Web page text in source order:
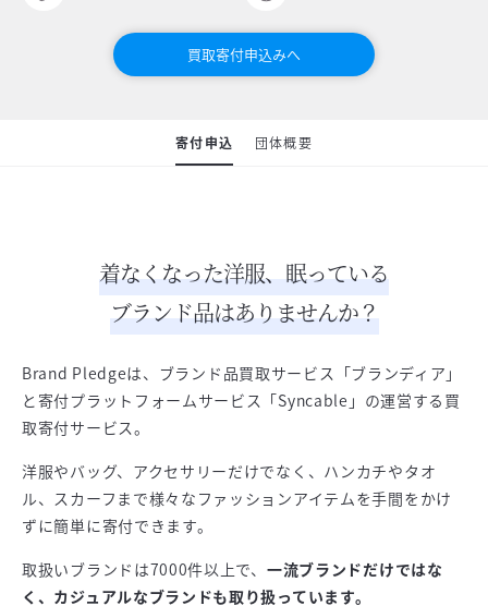
買取寄付申込みへ
寄付申込 団体概要
着なくなった洋服、眠っている
ブランド品はありませんか？
Brand Pledgeは、ブランド品買取サービス「ブランディア」
と寄付プラットフォームサービス「Syncable」の運営する買
取寄付サービス。
洋服やバッグ、アクセサリーだけでなく、ハンカチやタオ
ル、スカーフまで様々なファッションアイテムを手間をかけ
ずに簡単に寄付できます。
取扱いブランドは7000件以上で、 一流ブランドだけではな
く、カジュアルなブランドも取り扱っています。